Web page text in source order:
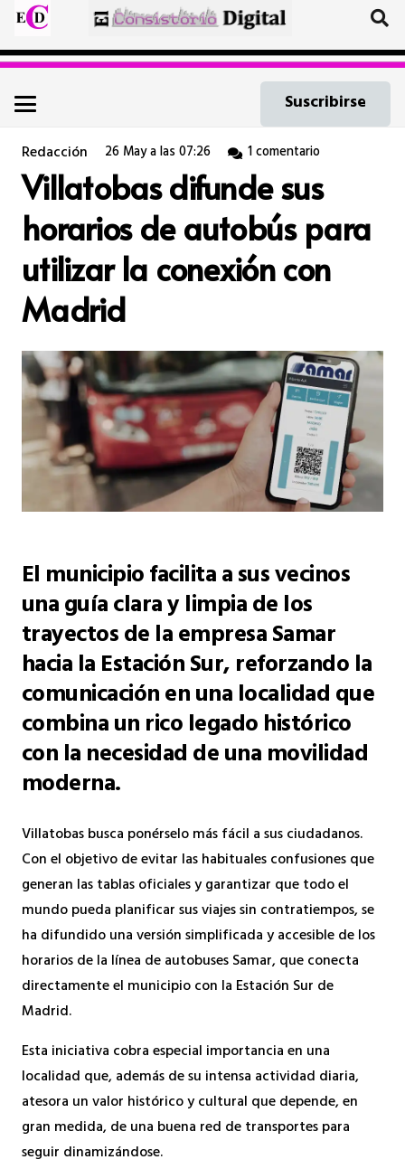
Suscribirse
Redacción 26 May a las 07:26 1comentario
Villatobas difunde sus
horarios de autobús para
utilizar la conexión con
Madrid
El municipio facilita a sus vecinos
una guía clara y limpia de los
trayectos de la empresa Samar
hacia la Estación Sur, reforzando la
comunicación en una localidad que
combina un rico legado histórico
con la necesidad de una movilidad
moderna.
Villatobas busca ponérselo más fácil a sus ciudadanos.
Con el objetivo de evitar las habituales confusiones que
generan las tablas oficiales y garantizar que todo el
mundo pueda planificar sus viajes sin contratiempos, se
ha difundido una versión simplificada y accesible de los
horarios de la línea de autobuses Samar, que conecta
directamente el municipio con la Estación Sur de
Madrid.
Esta iniciativa cobra especial importancia en una
localidad que, además de su intensa actividad diaria,
atesora un valor histórico y cultural que depende, en
gran medida, de una buena red de transportes para
seguir dinamizándose.